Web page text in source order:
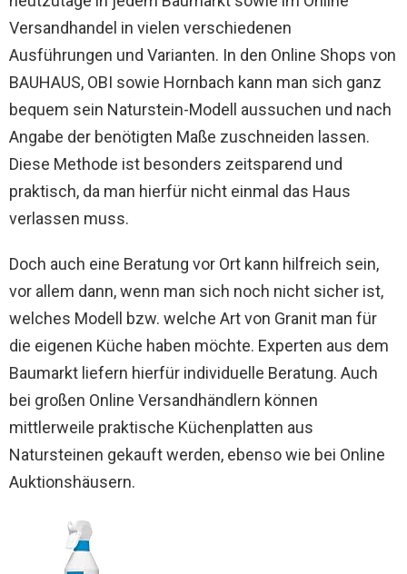
Versandhandel in vielen verschiedenen
Ausführungen und Varianten. In den Online Shops von
BAUHAUS, OBI sowie Hornbach kann man sich ganz
bequem sein Naturstein-Modell aussuchen und nach
Angabe der benötigten Maße zuschneiden lassen.
Diese Methode ist besonders zeitsparend und
praktisch, da man hierfür nicht einmal das Haus
verlassen muss.
Doch auch eine Beratung vor Ort kann hilfreich sein,
vor allem dann, wenn man sich noch nicht sicher ist,
welches Modell bzw. welche Art von Granit man für
die eigenen Küche haben möchte. Experten aus dem
Baumarkt liefern hierfür individuelle Beratung. Auch
bei großen Online Versandhändlern können
mittlerweile praktische Küchenplatten aus
Natursteinen gekauft werden, ebenso wie bei Online
Auktionshäusern.